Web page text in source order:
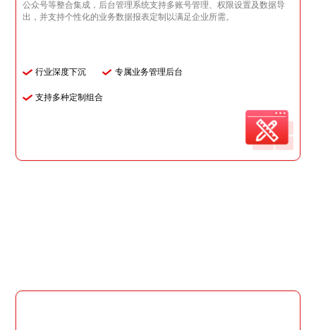
公众号等整合集成，后台管理系统支持多账号管理、权限设置及数据导
出，并支持个性化的业务数据报表定制以满足企业所需。
行业深度下沉 专属业务管理后台
支持多种定制组合